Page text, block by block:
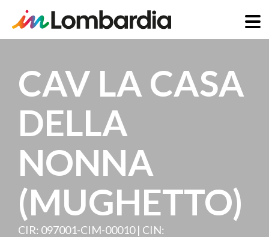
main
content
CAV LA CASA
DELLA
NONNA
(MUGHETTO)
CIR: 097001-CIM-00010 | CIN: